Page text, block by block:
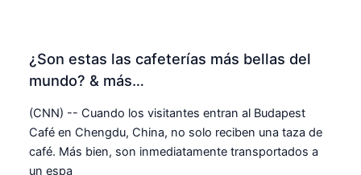
¿Son estas las cafeterías más bellas del
mundo? & más…
(CNN) -- Cuando los visitantes entran al Budapest
Café en Chengdu, China, no solo reciben una taza de
café. Más bien, son inmediatamente transportados a
un espa